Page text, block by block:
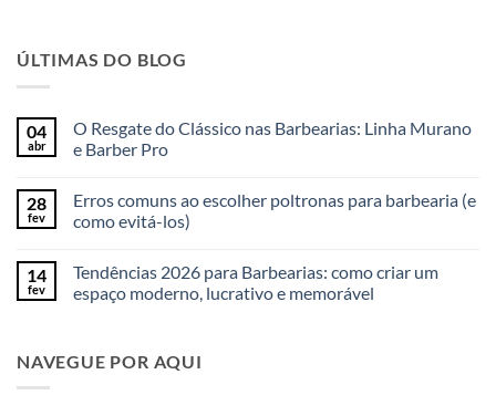
ÚLTIMAS DO BLOG
04
abr
O Resgate do Clássico nas Barbearias: Linha Murano
e Barber Pro
28
fev
Erros comuns ao escolher poltronas para barbearia (e
como evitá-los)
14
fev
Tendências 2026 para Barbearias: como criar um
espaço moderno, lucrativo e memorável
NAVEGUE POR AQUI